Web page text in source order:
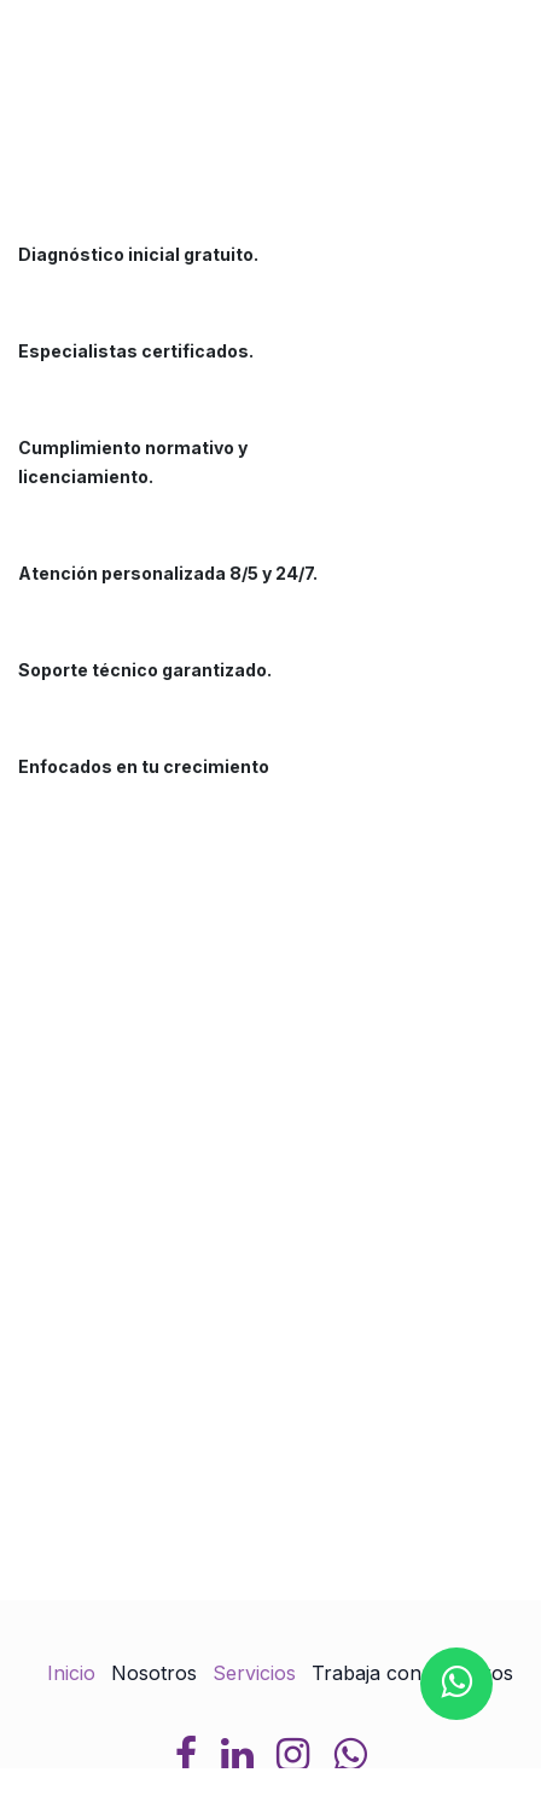
Diagnóstico inicial gratuito ​.
Especialistas certificados.
licenciamiento.
Atención personalizada 8/5 y 24/7.
Soporte técnico garantizado.
Nosotros Servicios Trabaja con Nosotros